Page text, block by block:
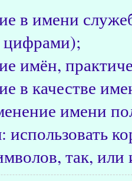
в имени
цифрами);
имён,
в качестве
имени
использовать
так, или